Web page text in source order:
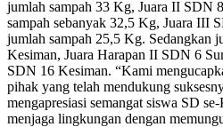
jumlah sampah 33 Kg, Juara II SDN
sampah sebanyak 32,5 Kg, Juara III
jumlah sampah 25,5 Kg. Sedangkan
Kesiman, Juara Harapan II SDN 6
SDN 16 Kesiman. “Kami
pihak yang telah mendukung
mengapresiasi semangat siswa SD
menjaga lingkungan dengan